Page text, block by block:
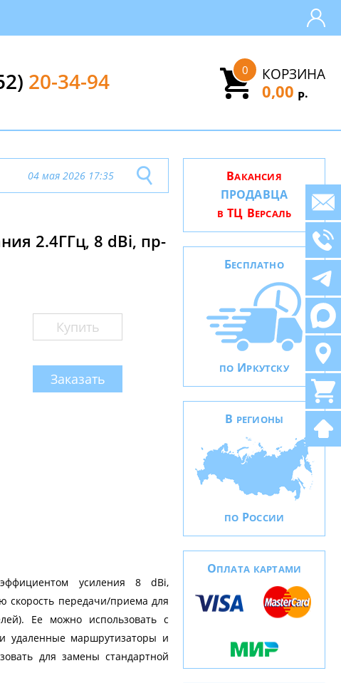
20-34-94 КОРЗИНА
0
0,00 Р.
04 мая 2026 17:35
2.4ГГц, 8 dBi, пр-
Купить
Заказать
усиления 8 dBi,
скорость передачи/приема для
Ее можно использовать с
удаленные маршрутизаторы и
для замены стандартной
ВАКАНСИЯ
ПРОДАВЦА
В ТЦ ВЕРСАЛЬ
БЕСПЛАТНО
ПО ИРКУТСКУ
В РЕГИОНЫ
ПО РОССИИ
ОПЛАТА КАРТАМИ